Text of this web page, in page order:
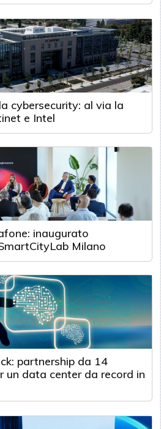
cybersecurity: al via la
e Intel
inaugurato
Milano
partnership da 14
un data center da record in